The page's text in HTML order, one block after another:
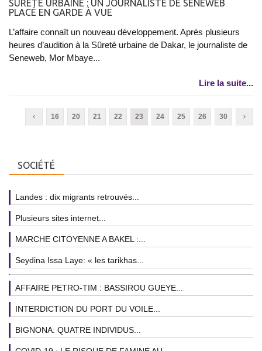
SÛRETÉ URBAINE : UN JOURNALISTE DE SENEWEB
PLACÉ EN GARDE À VUE
L’affaire connaît un nouveau développement. Après plusieurs
heures d’audition à la Sûreté urbaine de Dakar, le journaliste de
Seneweb, Mor Mbaye...
Lire la suite...
16 20 21 22 23 24 25 26 30
SOCIÉTÉ
Landes : dix migrants retrouvés...
Plusieurs sites internet...
MARCHE CITOYENNE A BAKEL :...
Seydina Issa Laye: « les tarikhas...
AFFAIRE PETRO-TIM : BASSIROU GUEYE...
INTERDICTION DU PORT DU VOILE...
BIGNONA: QUATRE INDIVIDUS...